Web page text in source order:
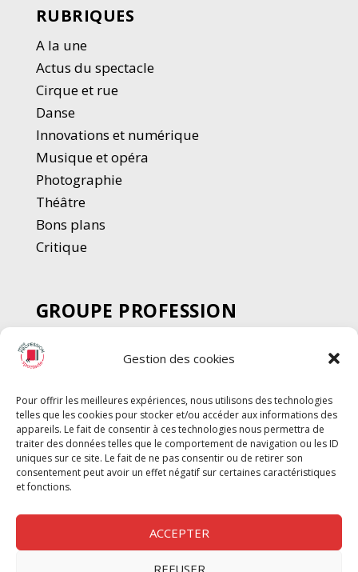
Gestion des cookies
Pour offrir les meilleures expériences, nous utilisons des technologies
telles que les cookies pour stocker et/ou accéder aux informations des
appareils. Le fait de consentir à ces technologies nous permettra de
traiter des données telles que le comportement de navigation ou les ID
uniques sur ce site. Le fait de ne pas consentir ou de retirer son
consentement peut avoir un effet négatif sur certaines caractéristiques
et fonctions.
ACCEPTER
REFUSER
RUBRIQUES
A la une
Actus du spectacle
Cirque et rue
Danse
Innovations et numérique
Musique et opéra
Photographie
Théâtre
Bons plans
Critique
GROUPE PROFESSION
SPECTACLE
Chèque Intermittents
Chèque Compta
Chèque Emploi Spectacle
G-Pods
Profession Audio-visuel